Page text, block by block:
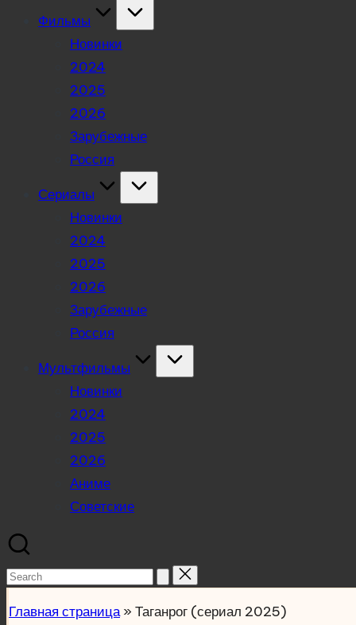
Фильмы
Новинки
2024
2025
2026
Зарубежные
Россия
Сериалы
Новинки
2024
2025
2026
Зарубежные
Россия
Мультфильмы
Новинки
2024
2025
2026
Аниме
Советские
Search
Главная страница» Таганрог (сериал 2025)